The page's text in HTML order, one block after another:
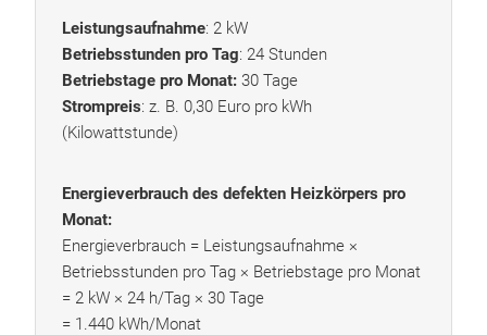
Leistungsaufnahme: 2 kW
Betriebsstunden pro Tag: 24 Stunden
Betriebstage pro Monat: 30 Tage
Strompreis: z. B. 0,30 Euro pro kWh
(Kilowattstunde)
Energieverbrauch des defekten Heizkörpers pro
Monat:
Energieverbrauch = Leistungsaufnahme ×
Betriebsstunden pro Tag × Betriebstage pro Monat
= 2 kW × 24 h/Tag × 30 Tage
= 1.440 kWh/Monat